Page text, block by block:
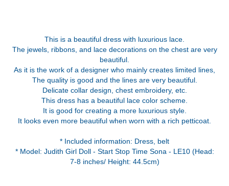
This is a beautiful dress with luxurious lace.
The jewels, ribbons, and lace decorations on the chest are very
beautiful.
As it is the work of a designer who mainly creates limited lines,
The quality is good and the lines are very beautiful.
Delicate collar design, chest embroidery, etc.
This dress has a beautiful lace color scheme.
It is good for creating a more luxurious style.
It looks even more beautiful when worn with a rich petticoat.
* Included information: Dress, belt
* Model: Judith Girl Doll - Start Stop Time Sona - LE10 (Head: